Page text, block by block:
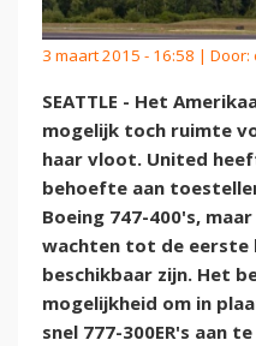
3 maart 2015 - 16:58 | Door:
SEATTLE - Het
mogelijk toch ruimte
haar vloot. United
behoefte aan
Boeing 747-400's,
wachten tot de eerste
beschikbaar zijn. Het
mogelijkheid om in
snel 777-300ER's aan